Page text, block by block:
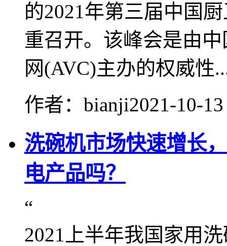
的2021年第三届中国
重召开。该峰会是由
网(AVC)主办的权威性
作者：bianji2021-10-
洗碗机市场快速增长
电产品吗？
“
2021上半年我国家用